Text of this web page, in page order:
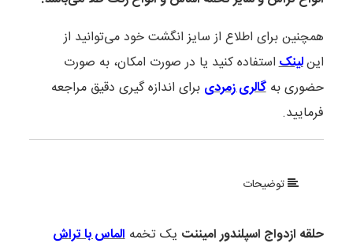
همچنین برای اطلاع از سایز انگشت خود می‌توانید از
اینلینکاستفاده کنید یا در صورت امکان، به صورت
حضوری بهگالری زمردی برای اندازه گیری دقیق مراجعه
فرمایید.
توضیحات
حلقه ازدواج اسپلندور امیننت یک تخمه‌الماس با تراش